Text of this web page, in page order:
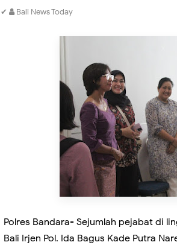
✔ Bali News Today
Polres Bandara- Sejumlah pejabat di
Bali Irjen Pol. Ida Bagus Kade Putra